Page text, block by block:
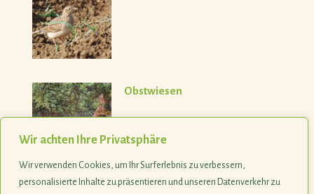
Wir achten Ihre Privatsphäre
Wir verwenden Cookies, um Ihr Surferlebnis zu verbessern,
personalisierte Inhalte zu präsentieren und unseren Datenverkehr zu
Obstwiesen